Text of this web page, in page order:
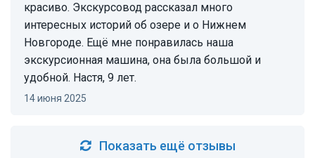
красиво. Экскурсовод рассказал много
интересных историй об озере и о Нижнем
Новгороде. Ещё мне понравилась наша
экскурсионная машина, она была большой и
удобной. Настя, 9 лет.
14 июня 2025
Показать ещё отзывы